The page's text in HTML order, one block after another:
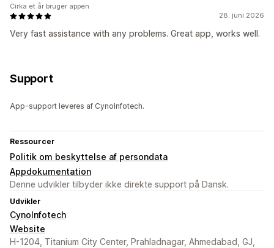
28. juni 2026
Very fast assistance with any problems. Great app, works well.
Cirka et år bruger appen
Support
App-support leveres af CynoInfotech.
Ressourcer
Politik om beskyttelse af persondata
Appdokumentation
Denne udvikler tilbyder ikke direkte support på Dansk.
Udvikler
CynoInfotech
Website
H-1204, Titanium City Center, Prahladnagar, Ahmedabad, GJ,